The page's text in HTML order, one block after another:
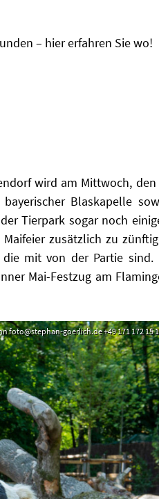
– hier erfahren Sie wo!
wird am Mittwoch, den
Blaskapelle
Tierpark sogar noch
zusätzlich zu
die mit von der Partie sind.
Mai-Festzug am
foto@stephan-goerlich.de +49 171 172 15